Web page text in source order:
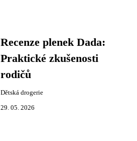
Recenze plenek Dada:
Praktické zkušenosti
rodičů
Dětská drogerie
29. 05. 2026